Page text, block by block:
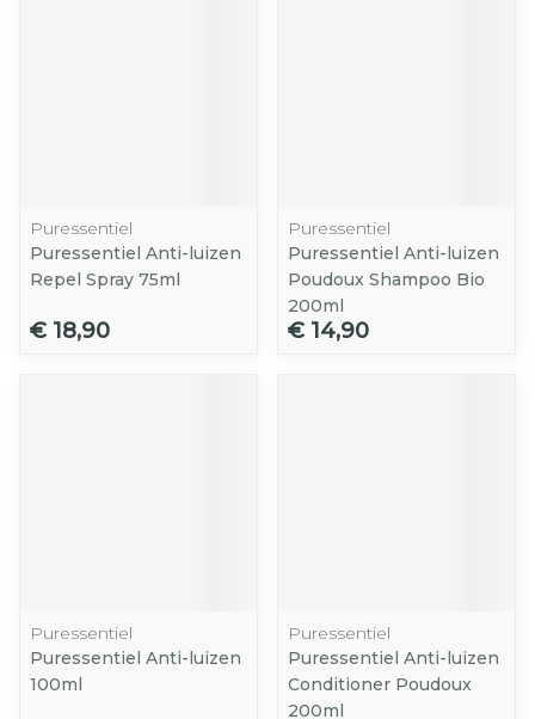
Puressentiel
Puressentiel Anti-luizen
Repel Spray 75ml
€ 18,90
Puressentiel
Puressentiel Anti-luizen
Poudoux Shampoo Bio
200ml
€ 14,90
Puressentiel
Puressentiel Anti-luizen
100ml
Puressentiel
Puressentiel Anti-luizen
Conditioner Poudoux
200ml